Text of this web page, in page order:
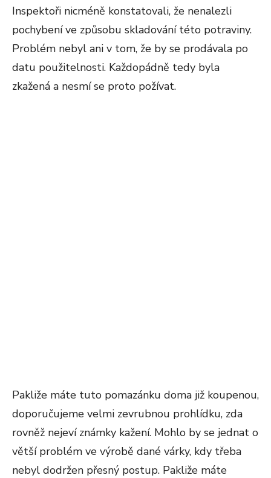
Inspektoři nicméně konstatovali, že nenalezli
pochybení ve způsobu skladování této potraviny.
Problém nebyl ani v tom, že by se prodávala po
datu použitelnosti. Každopádně tedy byla
zkažená a nesmí se proto požívat.
Pakliže máte tuto pomazánku doma již koupenou,
doporučujeme velmi zevrubnou prohlídku, zda
rovněž nejeví známky kažení. Mohlo by se jednat o
větší problém ve výrobě dané várky, kdy třeba
nebyl dodržen přesný postup. Pakliže máte